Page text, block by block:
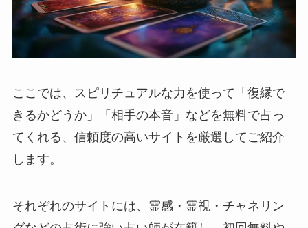
ここでは、スピリチュアルな力を使って「復縁で
きるかどうか」「相手の本音」などを無料で占っ
てくれる、信頼度の高いサイトを厳選してご紹介
します。
それぞれのサイトには、霊感・霊視・チャネリン